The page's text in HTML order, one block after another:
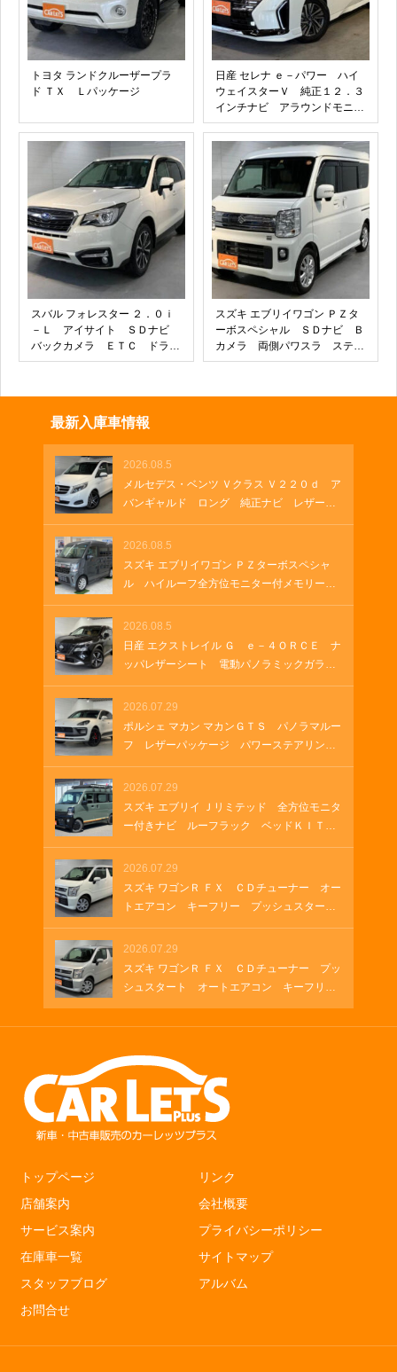
トヨタ ランドクルーザープラ
ド ＴＸ Ｌパッケージ
日産 セレナ ｅ－パワー ハイ
ウェイスターＶ 純正１２．３
インチナビ アラウンドモニタ
ー 純正１６インチアルミホイ
ール フリップダウンモニタ
ー ＵＳＢソケット プロパイ
ロット ＥＴＣ２．０ デジタ
ルミラー 両側パワースライ
ド オートホールド
スバル フォレスター ２．０ｉ
－Ｌ アイサイト ＳＤナビ
バックカメラ ＥＴＣ ドラレ
コ
スズキ エブリイワゴン ＰＺタ
ーボスペシャル ＳＤナビ Ｂ
カメラ 両側パワスラ ステッ
プ
最新入庫車情報
2026.08.5
メルセデス・ベンツ Ｖクラス Ｖ２２０ｄ ア
バンギャルド ロング 純正ナビ レザーシ
ート 両側パワースライド 電動シート ブ
ルメスターサウンド フルセグＴＶ 純正１
９インチアルミホイール クルーズコントロ
ール パドルシフト パワーゲート ＵＳＢ
2026.08.5
スズキ エブリイワゴン ＰＺターボスペシャ
ル ハイルーフ全方位モニター付メモリーナ
ビ 全方位モニター付きナビゲーション Ｈ
ＤＭＩ ＵＳＢソケット ステアリングヒー
ター 両側パワースライド オートステッ
プ オートステップ クルーズコントロー
2026.08.5
日産 エクストレイル Ｇ ｅ－４ＯＲＣＥ ナ
ッパレザーシート 電動パノラミックガラス
ルーフ 純正１２．３インチナビ ＥＴＣ
２．０ ルーフレール 純正ナビ プロパイ
ロット メモリーナビゲーション ＬＥＤヘ
ッドランプ オートマチックハイビーム 車
2026.07.29
ポルシェ マカン マカンＧＴＳ パノラマルー
フ レザーパッケージ パワーステアリング
プラス シートヒーター ２１インチＲＳ
Ｓｐｙｄｅｒデザインホイール アダプティ
ブクルーズコントロール アダプティブエア
サスペンション ＥＴＣ２．０
2026.07.29
スズキ エブリイ Ｊリミテッド 全方位モニタ
ー付きナビ ルーフラック ベッドＫＩＴ
グリルガードバー ＥＴＣ ラバーマット
ＬＥＤヘッドランプ ＬＥＤフォグランプ
オートエアコン 両側パワースライド ＵＳ
Ｂソケット ＨＤＭＩ
2026.07.29
スズキ ワゴンＲ ＦＸ ＣＤチューナー オー
トエアコン キーフリー プッシュスター
ト シートヒーター
2026.07.29
スズキ ワゴンＲ ＦＸ ＣＤチューナー プッ
シュスタート オートエアコン キーフリ
ー シートヒーター
トップページ
店舗案内
サービス案内
在庫車一覧
スタッフブログ
お問合せ
リンク
会社概要
プライバシーポリシー
サイトマップ
アルバム